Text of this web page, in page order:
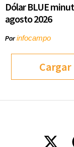
Dólar BLUE
agosto 2026
Porinfocampo